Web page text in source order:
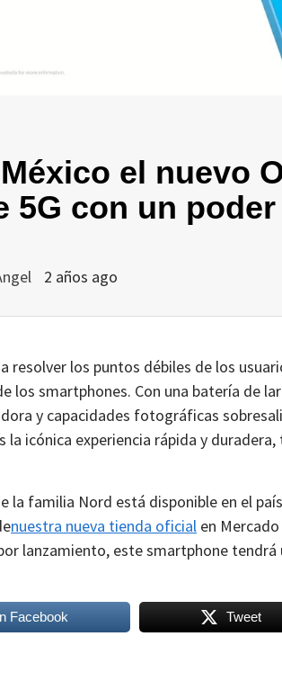
el nuevo
5G con un
2 años ago
resolver los puntos débiles de los
los smartphones. Con una batería de
y capacidades fotográficas
la icónica experiencia rápida y
la familia Nord está disponible en el
nuestra nueva tienda oficial en
lanzamiento, este smartphone
Facebook Tweet